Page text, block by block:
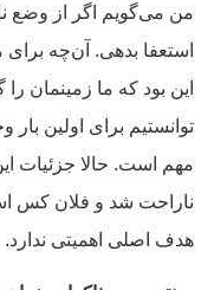
من می‌گویم اگر از وضع
استعفا بدهی. آن‌چه
این بود که ما زمینمان
توانستیم برای اولین
مهم است. حالا جزئیات
ناراحت شد و فلان کس
هدف اصلی اهمیتی ندارد.